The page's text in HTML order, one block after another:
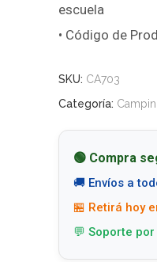
escuela
• Código de
SKU: CA703
Categoría:
🟢 Compra
🚚 Envíos a
🏪 Retirá hoy
💬 Soporte